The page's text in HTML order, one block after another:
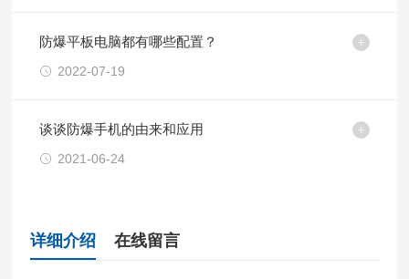
防爆平板电脑都有哪些配置？
2022-07-19
谈谈防爆手机的由来和应用
2021-06-24
详细介绍 在线留言